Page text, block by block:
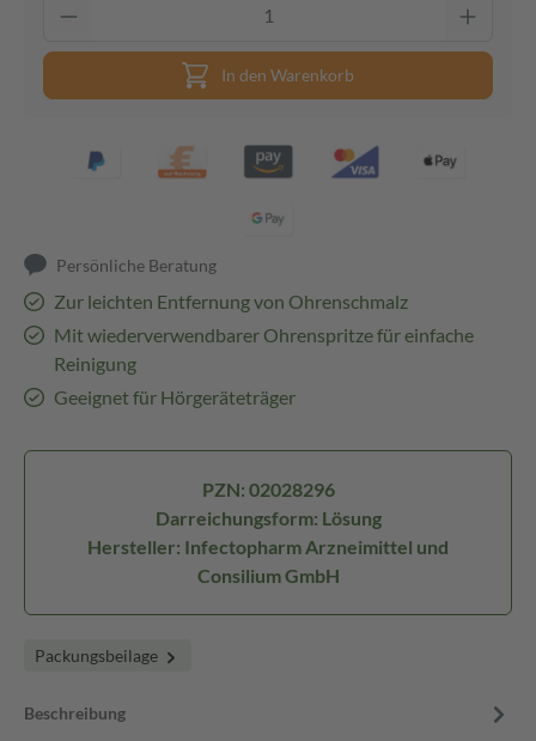
In den Warenkorb
Persönliche Beratung
Zur leichten Entfernung von Ohrenschmalz
Mit wiederverwendbarer Ohrenspritze für einfache
Reinigung
Geeignet für Hörgeräteträger
PZN: 02028296
Darreichungsform: Lösung
Hersteller: Infectopharm Arzneimittel und
Consilium GmbH
Packungsbeilage
Beschreibung